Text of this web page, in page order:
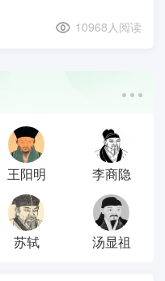
10968人阅读
王阳明 李商隐
苏轼 汤显祖